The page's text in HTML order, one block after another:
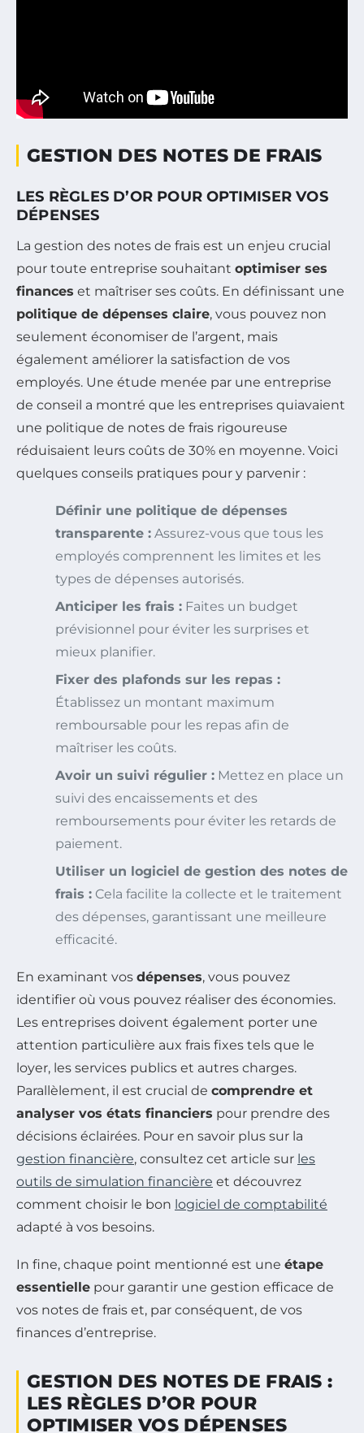
GESTION DES NOTES DE FRAIS
LES RÈGLES D’OR POUR OPTIMISER VOS
DÉPENSES
La gestion des notes de frais est un enjeu crucial
pour toute entreprise souhaitant optimiser ses
finances et maîtriser ses coûts. En définissant une
politique de dépenses claire, vous pouvez non
seulement économiser de l’argent, mais
également améliorer la satisfaction de vos
employés. Une étude menée par une entreprise
de conseil a montré que les entreprises quiavaient
une politique de notes de frais rigoureuse
réduisaient leurs coûts de 30% en moyenne. Voici
quelques conseils pratiques pour y parvenir :
Définir une politique de dépenses
transparente : Assurez-vous que tous les
employés comprennent les limites et les
types de dépenses autorisés.
Anticiper les frais : Faites un budget
prévisionnel pour éviter les surprises et
mieux planifier.
Fixer des plafonds sur les repas :
Établissez un montant maximum
remboursable pour les repas afin de
maîtriser les coûts.
Avoir un suivi régulier : Mettez en place un
suivi des encaissements et des
remboursements pour éviter les retards de
paiement.
Utiliser un logiciel de gestion des notes de
frais : Cela facilite la collecte et le traitement
des dépenses, garantissant une meilleure
efficacité.
En examinant vos dépenses, vous pouvez
identifier où vous pouvez réaliser des économies.
Les entreprises doivent également porter une
attention particulière aux frais fixes tels que le
loyer, les services publics et autres charges.
Parallèlement, il est crucial de comprendre et
analyser vos états financiers pour prendre des
décisions éclairées. Pour en savoir plus sur la
gestion financière, consultez cet article sur les
outils de simulation financière et découvrez
comment choisir le bon logiciel de comptabilité
adapté à vos besoins.
In fine, chaque point mentionné est une étape
essentielle pour garantir une gestion efficace de
vos notes de frais et, par conséquent, de vos
finances d’entreprise.
GESTION DES NOTES DE FRAIS :
LES RÈGLES D’OR POUR
OPTIMISER VOS DÉPENSES